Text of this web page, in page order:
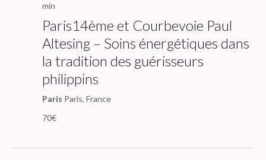
min
Paris14ème et Courbevoie Paul
Altesing – Soins énergétiques dans
la tradition des guérisseurs
philippins
Paris Paris, France
70€